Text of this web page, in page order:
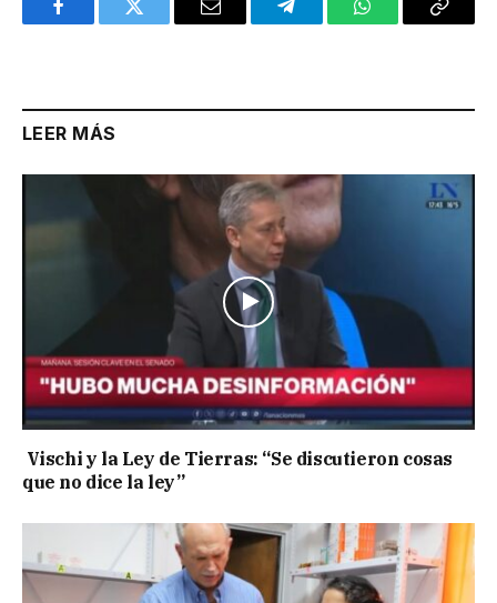
FacebookTwitter Email TelegramWhatsAppCopy
LEER MÁS
Vischi y la Ley de Tierras: “Se discutieron cosas
que no dice la ley”